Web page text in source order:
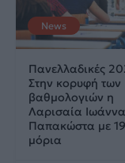
News
Πανελλαδικές
Στην κορυφή των
βαθμολογιών η
Λαρισαία Ιωάννα
Παπακώστα με
μόρια